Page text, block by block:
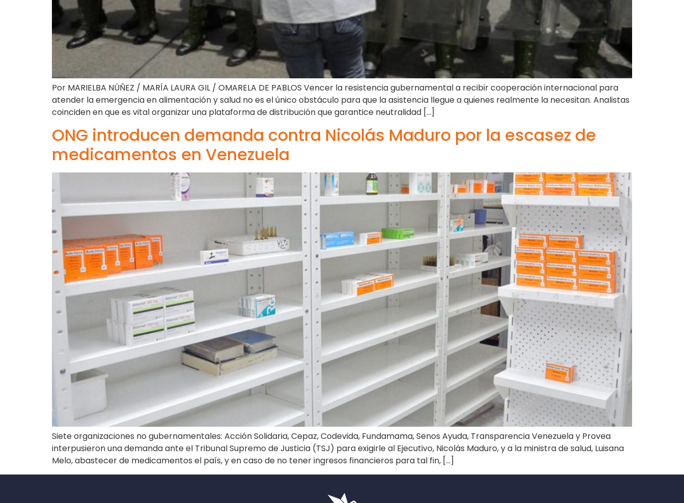
Por MARIELBA NÚÑEZ / MARÍA LAURA GIL / OMARELA DE PABLOS Vencer la resistencia gubernamental a recibir cooperación internacional para
atender la emergencia en alimentación y salud no es el único obstáculo para que la asistencia llegue a quienes realmente la necesitan. Analistas
coinciden en que es vital organizar una plataforma de distribución que garantice neutralidad […]
ONG introducen demanda contra Nicolás Maduro por la escasez de
medicamentos en Venezuela
Siete organizaciones no gubernamentales: Acción Solidaria, Cepaz, Codevida, Fundamama, Senos Ayuda, Transparencia Venezuela y Provea
interpusieron una demanda ante el Tribunal Supremo de Justicia (TSJ) para exigirle al Ejecutivo, Nicolás Maduro, y a la ministra de salud, Luisana
Melo, abastecer de medicamentos el país, y en caso de no tener ingresos financieros para tal fin, […]